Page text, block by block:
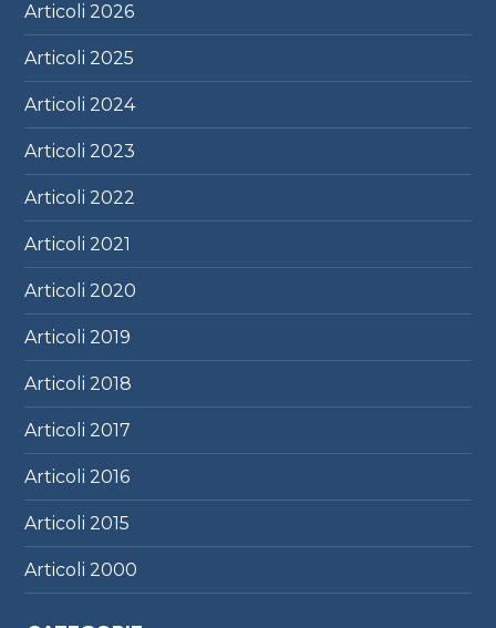
Articoli2026
Articoli2025
Articoli2024
Articoli2023
Articoli2022
Articoli2021
Articoli2020
Articoli2019
Articoli2018
Articoli2017
Articoli2016
Articoli2015
Articoli2000